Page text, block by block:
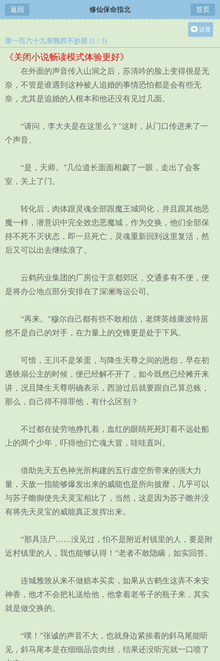
返回 修仙保命指北 首页
设置
中
小
第一百六十九章魏西不妙屋 (1 / 3)
《关闭小说畅读模式体验更好》
在外面的声音传入山洞之后，苏清吟的脸上变得很是无
奈，不管是谁遇到这种被人追婚的事情恐怕都是会有些无
奈，尤其是追婚的人根本和他还没有见过几面。
“请问，李大夫是在这里么？”这时，从门口传进来了一
个声音。
“是，天师。”几位道长面面相觑了一眼，走出了会客
室，关上了门。
转化后，肉体跟灵魂全部跟魔王城同化，并且跟其他恶
魔一样，潜意识中完全效忠恶魔城，作为交换，他们全部保
持不死不灭状态，即一旦死亡，灵魂重新回到这里复活，然
后又可以出去继续浪了。
云鹤药业集团的厂房位于京都郊区，交通多有不便，便
是将办公地点部分安排在了深澜海运公司。
“再来。”穆尔自己都有些不敢相信，老牌英雄康波特居
然不是自己的对手，在力量上的交锋更是处于下风。
可惜，王川不是笨蛋，与降生天尊之间的恩怨，早在初
遇铁扇公主的时候，便已经解不开了，如今既然已经摊开来
讲，况且降生天尊明确表示，西游过后就要跟自己算总账，
那么，自己得不得罪他，有什么区别？
不过都在徒劳地挣扎着，血红的眼睛死死盯着不远处船
上的两个少年，吓得他们亡魂大冒，哇哇直叫。
借助先天五色神光所构建的五行虚空所带来的强大力
量，天敌一指能够爆发出来的威能也是所向披靡，几乎可以
与苏子瞻御使先天灵宝相比了，当然，这是因为苏子瞻并没
有将先天灵宝的威能真正发挥出来。
“那具活尸……没见过，怕不是附近村镇里的人，要是附
近村镇里的人，我也能够认得！”老者不敢隐瞒，如实回答。
连城雅致从来不做赔本买卖，如果从古鹤生这弄不来安
神香，他才不会把礼送给他，他拿着老爷子的瓶子来，其实
就是做交换的。
“噗！”张诚的声音不大，也就身边紧挨着的斜马尾能听
见，斜马尾本是在细细品尝肉丝，结果还没听完就一口喷了